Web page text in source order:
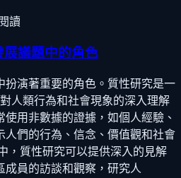
讀
議題中的角色
扮演著重要的角色。質性研究是一
人類行為和社會現象的深入理解
用非數據的證據，如個人經驗、
人們的行為、信念、價值觀和社會
，質性研究可以提供深入的見解
員的訪談和觀察，研究人